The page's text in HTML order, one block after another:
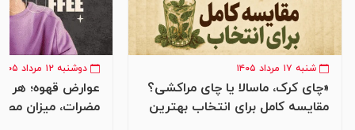
شنبه ۱۷ مرداد ۱۴۰۵
«چای کرک، ماسالا یا چای مراکشی؟
مقایسه کامل برای انتخاب بهترین
دوشنبه ۱۲ مرداد ۱۴۰۵
عوارض قهوه؛ هر
مضرات، میزان